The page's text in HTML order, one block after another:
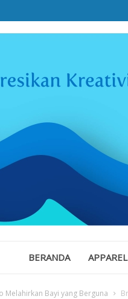
BERANDA APPAREL
Melahirkan Bayi yang Berguna